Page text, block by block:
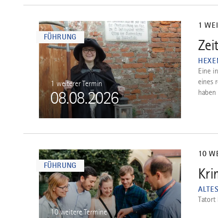
FÜHRUNG
1
1
08.08.2026
1 weiterer Termin
Eine
eines
FÜHRUNG
10
2
10 weitere Termine
Tatort